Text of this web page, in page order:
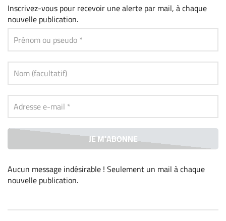
Inscrivez-vouspour recevoir une alerte par mail, à chaque
nouvelle publication.
Aucun message indésirable ! Seulement un mail à chaque
nouvelle publication.